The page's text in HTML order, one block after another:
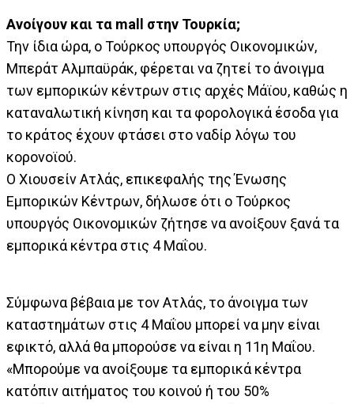
Ανοίγουν και τα mall στην Τουρκία;
Την ίδια ώρα, ο Τούρκος υπουργός Οικονομικών,
Μπεράτ Αλμπαϋράκ, φέρεται να ζητεί το άνοιγμα
των εμπορικών κέντρων στις αρχές Μάϊου, καθώς η
καταναλωτική κίνηση και τα φορολογικά έσοδα για
το κράτος έχουν φτάσει στο ναδίρ λόγω του
κορονοϊού.
Ο Χιουσείν Ατλάς, επικεφαλής της Ένωσης
Εμπορικών Κέντρων, δήλωσε ότι ο Τούρκος
υπουργός Οικονομικών ζήτησε να ανοίξουν ξανά τα
εμπορικά κέντρα στις 4 Μαΐου.
Σύμφωνα βέβαια με τον Ατλάς, το άνοιγμα των
καταστημάτων στις 4 Μαΐου μπορεί να μην είναι
εφικτό, αλλά θα μπορούσε να είναι η 11η Μαΐου.
«Μπορούμε να ανοίξουμε τα εμπορικά κέντρα
κατόπιν αιτήματος του κοινού ή του 50%